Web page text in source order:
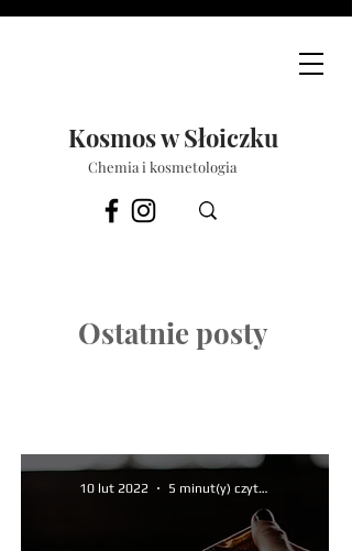
Kosmos w Słoiczku
Chemia i kosmetologia
Ostatnie posty
10 lut 2022 5 minut(y) czytania